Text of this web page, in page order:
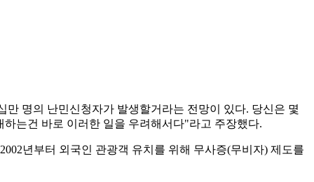
명의 난민신청자가 발생할거라는 전망이 있다. 당신은 몇
는건 바로 이러한 일을 우려해서다"라고 주장했다.
년부터 외국인 관광객 유치를 위해 무사증(무비자) 제도를